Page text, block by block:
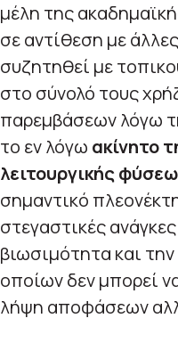
μέλη της
σε αντίθεση με
συζητηθεί με
στο σύνολό τους
παρεμβάσεων λόγω
το εν λόγω ακίνητο
λειτουργικής
σημαντικό
στεγαστικές
βιωσιμότητα και
οποίων δεν μπορεί
λήψη αποφάσεων